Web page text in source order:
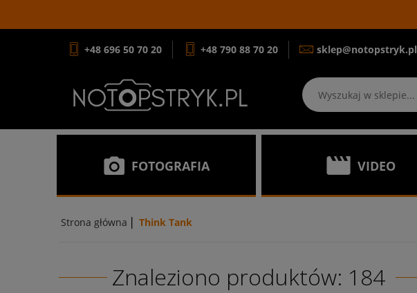
+48 696 50 70 20 +48 790 88 70 20 sklep@notopstryk.pl
FOTOGRAFIA VIDEO
Strona główna | Think Tank
Znaleziono produktów: 184